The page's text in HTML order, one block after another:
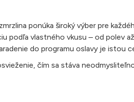
ponúka široký výber pre
podľa vlastného vkusu – od polev
do programu oslavy je istou
čím sa stáva